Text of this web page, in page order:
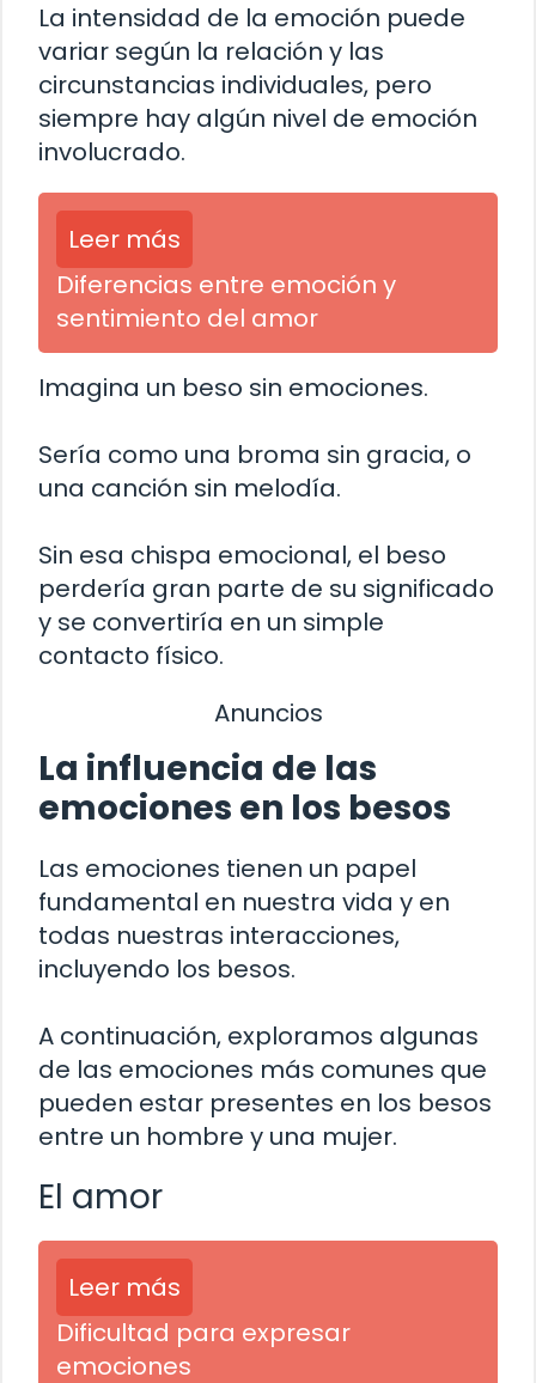
La intensidad de la emoción puede
variar según la relación y las
circunstancias individuales, pero
siempre hay algún nivel de emoción
involucrado.
Leer más
Diferencias entre emoción y
sentimiento del amor
Imagina un beso sin emociones.
Sería como una broma sin gracia, o
una canción sin melodía.
Sin esa chispa emocional, el beso
perdería gran parte de su significado
y se convertiría en un simple
contacto físico.
Anuncios
La influencia de las
emociones en los besos
Las emociones tienen un papel
fundamental en nuestra vida y en
todas nuestras interacciones,
incluyendo los besos.
A continuación, exploramos algunas
de las emociones más comunes que
pueden estar presentes en los besos
entre un hombre y una mujer.
El amor
Leer más
Dificultad para expresar
emociones